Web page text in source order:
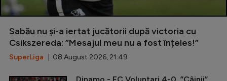
Sabău nu și-a iertat jucătorii după victoria cu
Csikszereda: ”Mesajul meu nu a fost înțeles!”
SuperLiga | 08 August 2026, 21:49
Dinamo - FC Voluntari 4-0. ”Câinii”